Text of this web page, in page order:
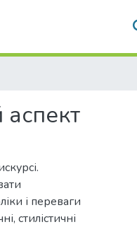
аспект
і переваги
стилістичні